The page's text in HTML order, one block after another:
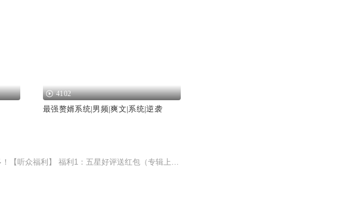
4102
最强赘婿系统|男频|爽文|系统|逆袭
系统加身，志成最强赘婿! 免费AI多人有声剧，新书上架，福利多多！【听众福利】 福利1：五星好评送红包（专辑上架首月） 满足以下条件：①订阅专辑②打满，并且评论满20字以上③收听满90% 截图加主播微信领取6.66红包 人数限定：10人 福利2：送月票领红包...